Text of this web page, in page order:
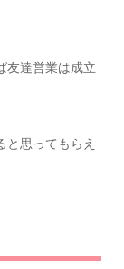
友達営業は成立
思ってもらえ